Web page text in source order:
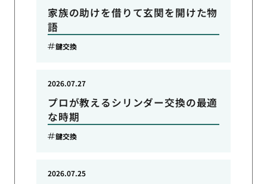
家族の助けを借りて玄関を開けた物
語
鍵交換
プロが教えるシリンダー交換の最適
な時期
2026.07.27
鍵交換
2026.07.25